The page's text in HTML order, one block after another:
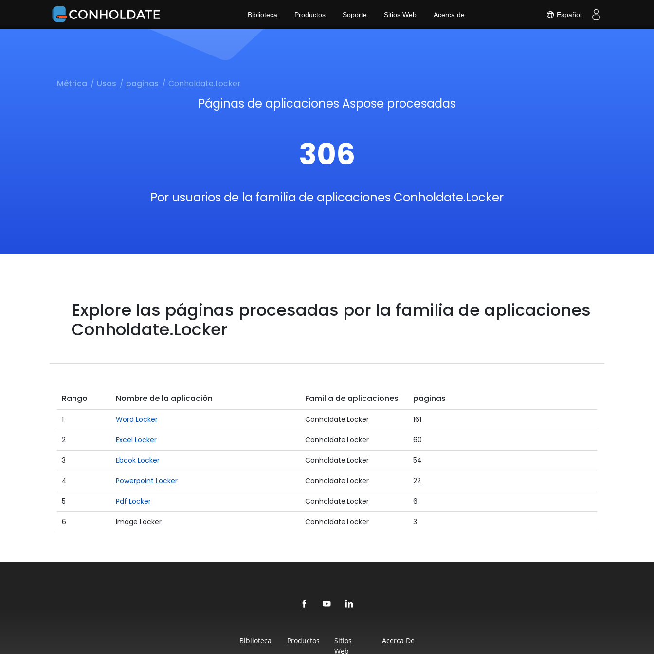
Español
Biblioteca Productos Soporte Sitios Web Acerca de
Métrica Usos paginas Conholdate.Locker
Páginas de aplicaciones Aspose procesadas
306
Por usuarios de la familia de aplicaciones Conholdate.Locker
Explore las páginas procesadas por la familia de aplicaciones
Conholdate.Locker
Rango Nombre de la aplicación Familia de aplicaciones paginas
1 Word Locker Conholdate.Locker 161
2 Excel Locker Conholdate.Locker 60
3 Ebook Locker Conholdate.Locker 54
4 Powerpoint Locker Conholdate.Locker 22
5 Pdf Locker Conholdate.Locker 6
6 Image Locker Conholdate.Locker 3
Biblioteca Productos
Sitios
Web
Acerca De